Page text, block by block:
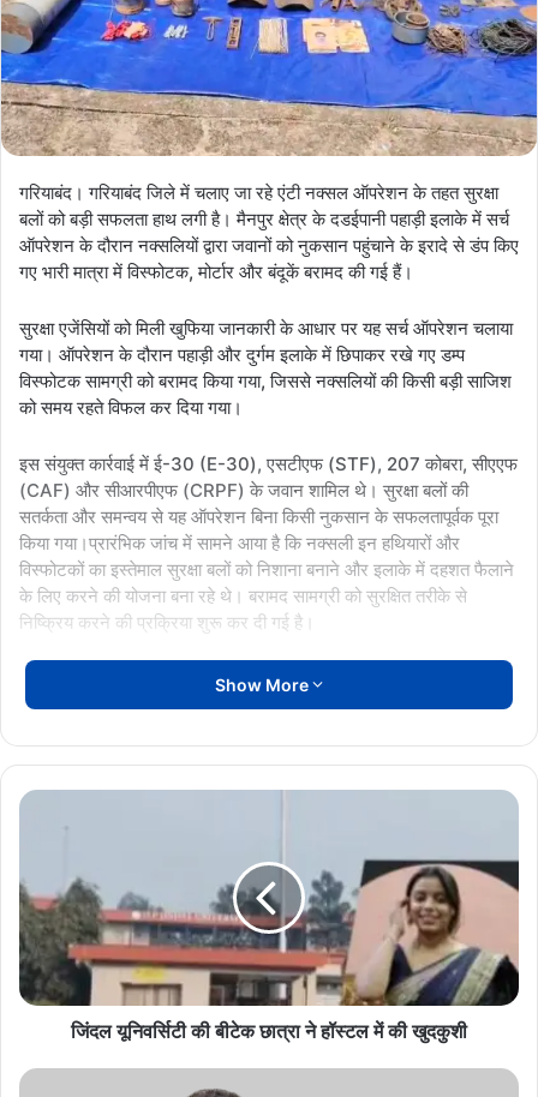
गरियाबंद। गरियाबंद जिले में चलाए जा रहे एंटी नक्सल ऑपरेशन के तहत सुरक्षा
बलों को बड़ी सफलता हाथ लगी है। मैनपुर क्षेत्र के दडईपानी पहाड़ी इलाके में सर्च
ऑपरेशन के दौरान नक्सलियों द्वारा जवानों को नुकसान पहुंचाने के इरादे से डंप किए
गए भारी मात्रा में विस्फोटक, मोर्टार और बंदूकें बरामद की गई हैं।
सुरक्षा एजेंसियों को मिली खुफिया जानकारी के आधार पर यह सर्च ऑपरेशन चलाया
गया। ऑपरेशन के दौरान पहाड़ी और दुर्गम इलाके में छिपाकर रखे गए डम्प
विस्फोटक सामग्री को बरामद किया गया, जिससे नक्सलियों की किसी बड़ी साजिश
को समय रहते विफल कर दिया गया।
इस संयुक्त कार्रवाई में ई-30 (E-30), एसटीएफ (STF), 207 कोबरा, सीएएफ
(CAF) और सीआरपीएफ (CRPF) के जवान शामिल थे। सुरक्षा बलों की
सतर्कता और समन्वय से यह ऑपरेशन बिना किसी नुकसान के सफलतापूर्वक पूरा
किया गया।प्रारंभिक जांच में सामने आया है कि नक्सली इन हथियारों और
विस्फोटकों का इस्तेमाल सुरक्षा बलों को निशाना बनाने और इलाके में दहशत फैलाने
के लिए करने की योजना बना रहे थे। बरामद सामग्री को सुरक्षित तरीके से
निष्क्रिय करने की प्रक्रिया शुरू कर दी गई है।
सुरक्षा बलों द्वारा क्षेत्र में सघन सर्च ऑपरेशन अभी भी जारी है, ताकि किसी अन्य
ठिकाने या नक्सली मूवमेंट का पता लगाया जा सके। इस कार्रवाई से नक्सल
NaxalFreeChhattisgarh गरियाबंद
Show More
जिंदल
बीटेक
छात्रा
ने
हॉस्टल
में
की
जिंदल यूनिवर्सिटी की बीटेक छात्रा ने हॉस्टल में की खुदकुशी
केरल